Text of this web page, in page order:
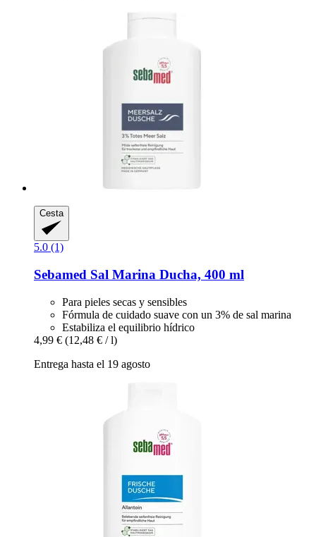
Cesta
5.0 (1)
Sebamed Sal Marina Ducha, 400 ml
Para pieles secas y sensibles
Fórmula de cuidado suave con un 3% de sal marina
Estabiliza el equilibrio hídrico
4,99 € (12,48 € / l)
Entrega hasta el 19 agosto